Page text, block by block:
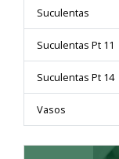
Suculentas
Suculentas Pt 11
Suculentas Pt 14
Vasos